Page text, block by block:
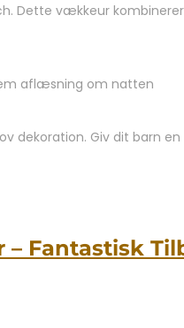
Dette vækkeur
aflæsning om natten
dekoration. Giv dit barn
Fantastisk